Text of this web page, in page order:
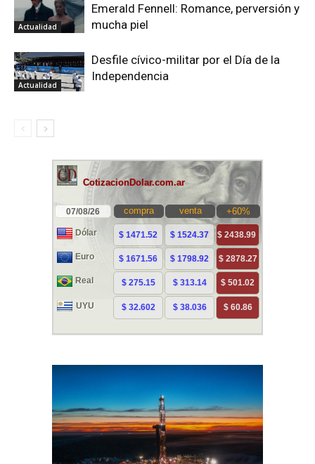
Actualidad
Emerald Fennell: Romance, perversión y
mucha piel
Actualidad
Desfile cívico-militar por el Día de la
Independencia